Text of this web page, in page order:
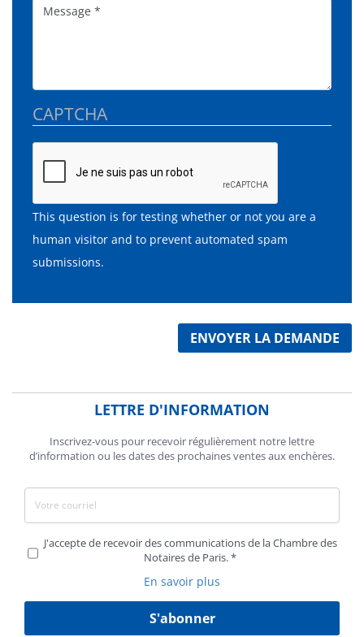
Message
CAPTCHA
This question is for testing whether or not you are a
human visitor and to prevent automated spam
submissions.
ENVOYER LA DEMANDE
LETTRE D'INFORMATION
Inscrivez-vous pour recevoir régulièrement notre lettre
d’information ou les dates des prochaines ventes aux enchères.
J'accepte de recevoir des communications de la Chambre des
Notaires de Paris.
En savoir plus
S'abonner